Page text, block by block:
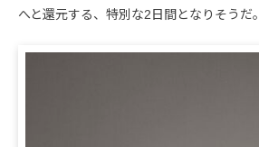
へと還元する、特別な2日間となりそうだ。